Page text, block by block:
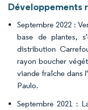
Développements
Septembre 2022 :
base de plantes,
distribution
rayon boucher
viande fraîche dans
Paulo.
Septembre 2021 :